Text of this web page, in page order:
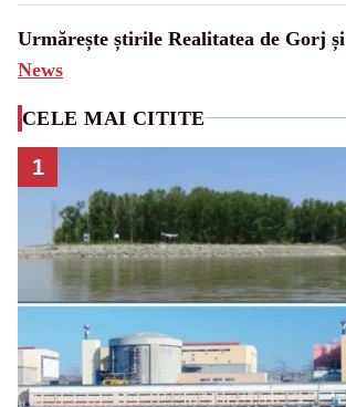
Urmărește știrile Realitatea de Gorj
News
CELE MAI CITITE
1